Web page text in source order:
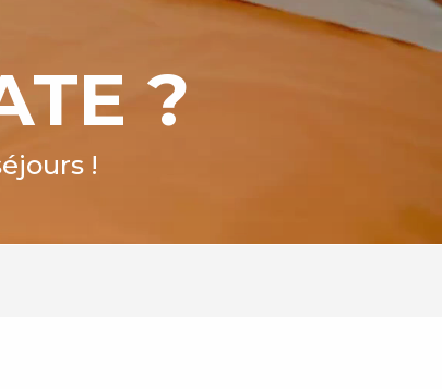
?
!